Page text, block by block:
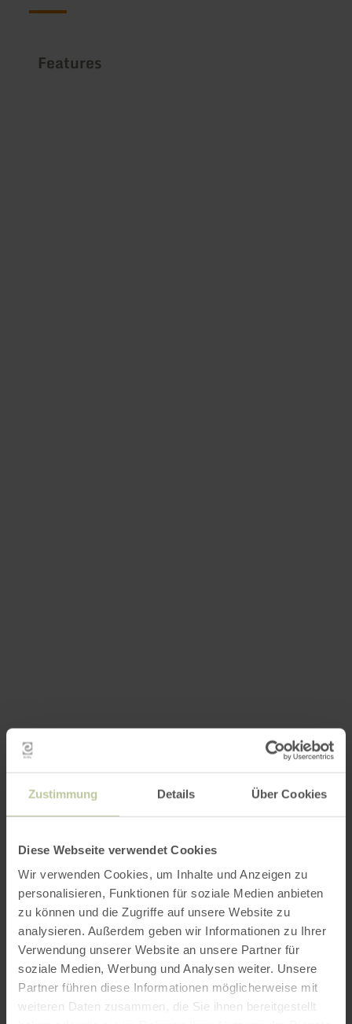
Zustimmung Details Über Cookies
Diese Webseite verwendet Cookies
Wir verwenden Cookies, um Inhalte und Anzeigen zu
personalisieren, Funktionen für soziale Medien anbieten
zu können und die Zugriffe auf unsere Website zu
analysieren. Außerdem geben wir Informationen zu Ihrer
Verwendung unserer Website an unsere Partner für
soziale Medien, Werbung und Analysen weiter. Unsere
Partner führen diese Informationen möglicherweise mit
weiteren Daten zusammen, die Sie ihnen bereitgestellt
Features